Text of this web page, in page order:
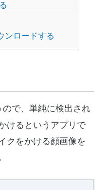
ンロードする
ので、単純に検出され
けるというアプリで
クをかける顔画像を